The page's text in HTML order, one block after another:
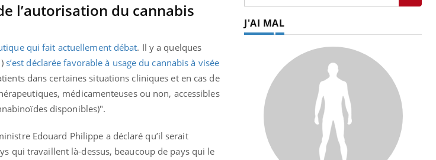
l’autorisation du cannabis
qui fait actuellement débat. Il y a quelques
s’est déclarée favorable à usage du cannabis à visée
dans certaines situations cliniques et en cas de
médicamenteuses ou non, accessibles
disponibles)".
Edouard Philippe a déclaré qu’il serait
qui travaillent là-dessus, beaucoup de pays qui le
J'AI MAL